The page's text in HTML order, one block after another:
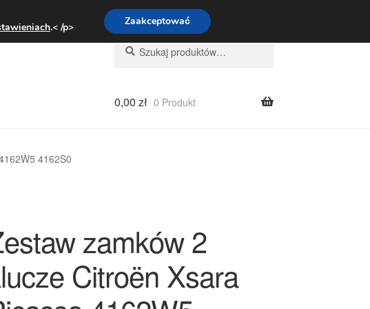
Pn.-pt. 9:00-16:00800 003 167
Szukaj:
Szukaj
0,00 zł 0 Produkt
4162S0
zamków 2
Citroën Xsara
.< /p> Zaakceptować